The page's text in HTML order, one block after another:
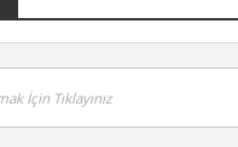
İçin Tıklayınız